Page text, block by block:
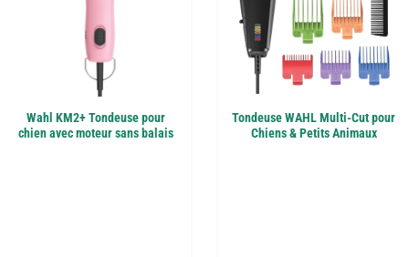
Wahl KM2+ Tondeuse pour
chien avec moteur sans balais
Tondeuse WAHL Multi-Cut pour
Chiens & Petits Animaux